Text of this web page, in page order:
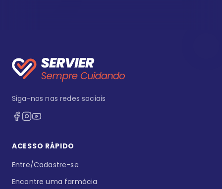
Siga-nos nas redes sociais
ACESSO RÁPIDO
Entre/Cadastre-se
Encontre uma farmácia